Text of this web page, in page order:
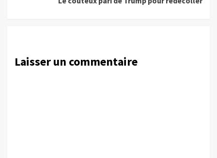
Laisser un commentaire